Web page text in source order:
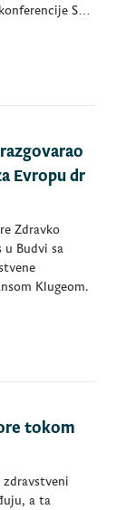
SZO
Evropu dr
Zdravko
u Budvi sa
Klugeom.
tokom
zdravstveni
a ta